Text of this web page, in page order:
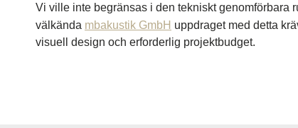
Vi ville inte begränsas i den tekniskt genomförbara
välkända mbakustik GmbH uppdraget med detta
visuell design och erforderlig projektbudget.